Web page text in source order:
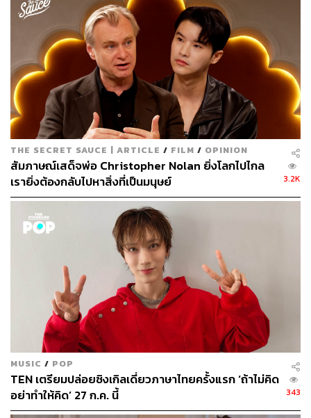
ภาค: Rurouni Kenshin: Kyoto Inferno (2014)
ติดอันดับที่ 2 บนชาร์ต Oricon ในปี 2014 และอยู่ในชาร์
ตนานถึง 17 สัปดาห์
ฟังเพลงได้ที่นี่
3. Heartache
ภาค: Rurouni Kenshin: The Legend Ends (2014)
ฟังเพลงได้ที่นี่
THE SECRET SAUCE | ARTICLE / FILM / OPINION
สัมภาษณ์เสด็จพ่อ Christopher Nolan ยิ่งโลกไปไกล
เรายิ่งต้องกลับไปหาสิ่งที่เป็นมนุษย์
3.2K
MUSIC / POP
TEN เตรียมปล่อยซิงเกิลเดี่ยวภาษาไทยครั้งแรก ‘ถ้าไม่คิด
อย่าทำให้คิด’ 27 ก.ค. นี้
343